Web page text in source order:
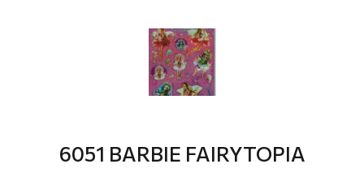
6051 BARBIE FAIRYTOPIA